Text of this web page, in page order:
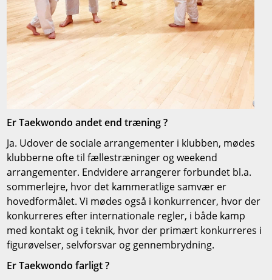
Er Taekwondo andet end træning ?
Ja. Udover de sociale arrangementer i klubben, mødes
klubberne ofte til fællestræninger og weekend
arrangementer. Endvidere arrangerer forbundet bl.a.
sommerlejre, hvor det kammeratlige samvær er
hovedformålet. Vi mødes også i konkurrencer, hvor der
konkurreres efter internationale regler, i både kamp
med kontakt og i teknik, hvor der primært konkurreres i
figurøvelser, selvforsvar og gennembrydning.
Er Taekwondo farligt ?